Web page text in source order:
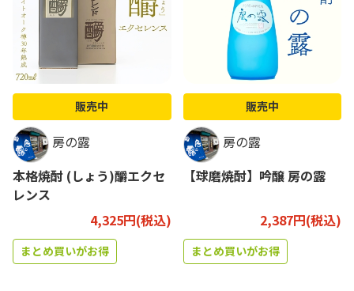
販売中
房の露
本格焼酎 (しょう)釂エクセ
レンス
4,325円(税込)
まとめ買いがお得
販売中
房の露
【球磨焼酎】吟醸 房の露
2,387円(税込)
まとめ買いがお得